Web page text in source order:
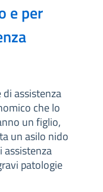
e per
assistenza
che lo
un figlio,
un asilo nido
assistenza
patologie